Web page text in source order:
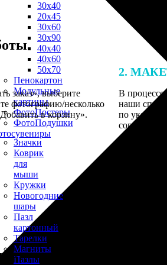
30х40
20х45
30х60
30х90
40х40
40х60
50х70
Пенокартон
Модульные
картины
ФотоПостеры
ФотоПодушки
Значки
Коврик
для
мыши
Кружки
Новогодние
шары
Пазл
картонный
Тарелки
Магниты
Пазлы
заказ», выберите
фотографию/несколько
в корзину».
2.
В процессе
наши
по
: